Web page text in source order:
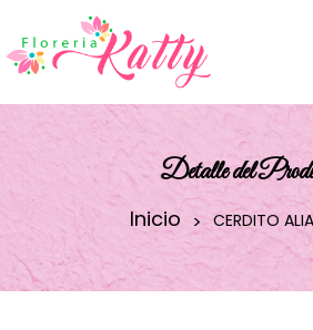
Detalle del
Inicio CERDITO